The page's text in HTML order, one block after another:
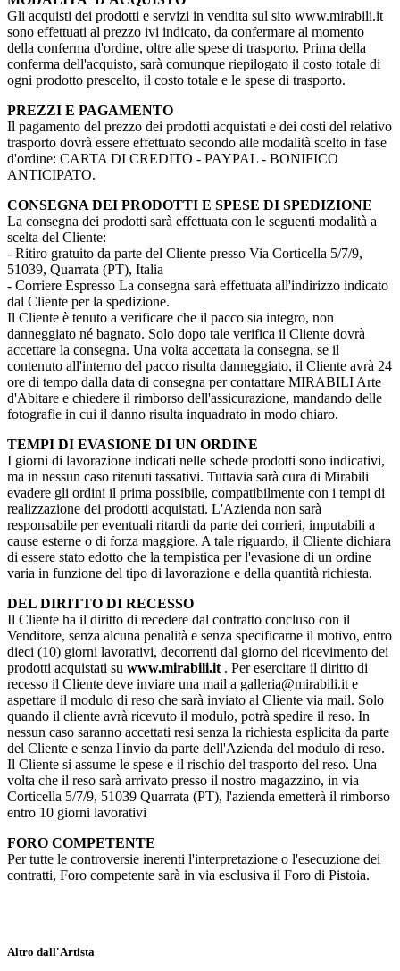
Gli acquisti dei prodotti e servizi in vendita sul sito www.mirabili.it
sono effettuati al prezzo ivi indicato, da confermare al momento
della conferma d'ordine, oltre alle spese di trasporto. Prima della
conferma dell'acquisto, sarà comunque riepilogato il costo totale di
ogni prodotto prescelto, il costo totale e le spese di trasporto.
PREZZI E PAGAMENTO
Il pagamento del prezzo dei prodotti acquistati e dei costi del relativo
trasporto dovrà essere effettuato secondo alle modalità scelto in fase
d'ordine: CARTA DI CREDITO - PAYPAL - BONIFICO
ANTICIPATO.
CONSEGNA DEI PRODOTTI E SPESE DI SPEDIZIONE
La consegna dei prodotti sarà effettuata con le seguenti modalità a
scelta del Cliente:
- Ritiro gratuito da parte del Cliente presso Via Corticella 5/7/9,
51039, Quarrata (PT), Italia
- Corriere Espresso La consegna sarà effettuata all'indirizzo indicato
dal Cliente per la spedizione.
Il Cliente è tenuto a verificare che il pacco sia integro, non
danneggiato né bagnato. Solo dopo tale verifica il Cliente dovrà
accettare la consegna. Una volta accettata la consegna, se il
contenuto all'interno del pacco risulta danneggiato, il Cliente avrà 24
ore di tempo dalla data di consegna per contattare MIRABILI Arte
d'Abitare e chiedere il rimborso dell'assicurazione, mandando delle
fotografie in cui il danno risulta inquadrato in modo chiaro.
TEMPI DI EVASIONE DI UN ORDINE
I giorni di lavorazione indicati nelle schede prodotti sono indicativi,
ma in nessun caso ritenuti tassativi. Tuttavia sarà cura di Mirabili
evadere gli ordini il prima possibile, compatibilmente con i tempi di
realizzazione dei prodotti acquistati. L'Azienda non sarà
responsabile per eventuali ritardi da parte dei corrieri, imputabili a
cause esterne o di forza maggiore. A tale riguardo, il Cliente dichiara
di essere stato edotto che la tempistica per l'evasione di un ordine
varia in funzione del tipo di lavorazione e della quantità richiesta.
DEL DIRITTO DI RECESSO
Il Cliente ha il diritto di recedere dal contratto concluso con il
Venditore, senza alcuna penalità e senza specificarne il motivo, entro
dieci (10) giorni lavorativi, decorrenti dal giorno del ricevimento dei
prodotti acquistati su www.mirabili.it . Per esercitare il diritto di
recesso il Cliente deve inviare una mail a galleria@mirabili.it e
aspettare il modulo di reso che sarà inviato al Cliente via mail. Solo
quando il cliente avrà ricevuto il modulo, potrà spedire il reso. In
nessun caso saranno accettati resi senza la richiesta esplicita da parte
del Cliente e senza l'invio da parte dell'Azienda del modulo di reso.
Il Cliente si assume le spese e il rischio del trasporto del reso. Una
volta che il reso sarà arrivato presso il nostro magazzino, in via
Corticella 5/7/9, 51039 Quarrata (PT), l'azienda emetterà il rimborso
entro 10 giorni lavorativi
FORO COMPETENTE
Per tutte le controversie inerenti l'interpretazione o l'esecuzione dei
contratti, Foro competente sarà in via esclusiva il Foro di Pistoia.
Altro dall'Artista